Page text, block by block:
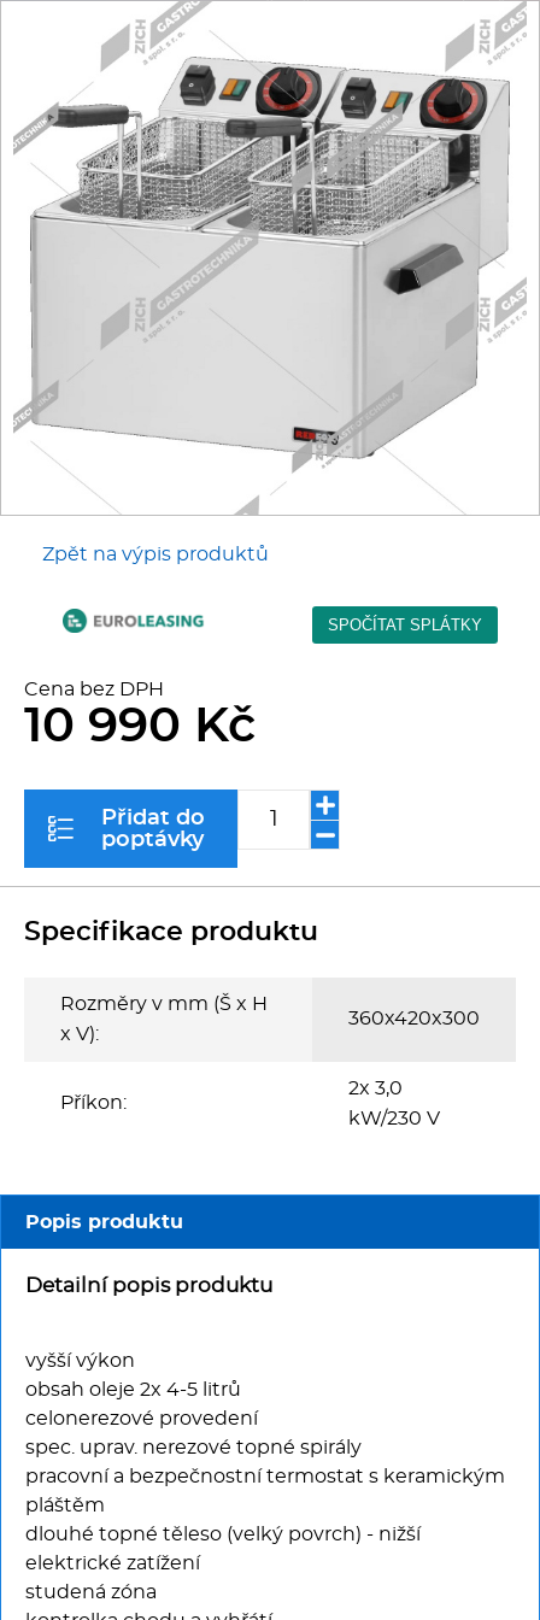
Fritézy
Pánve
Gastronádoby
PIZZA technologie
Grilovací desky - Grily
Prostředky-Změkčovače
Chlazení
Roboty
Kávovary
Řeznické stroje
Konvektomaty/Pece
Kotle
Stolní zařízení
Transport, výdej a regen.
Nástroje
Vodní lázně
Ostatní
BAZAR
Zpět na výpis produktů
Cena bez DPH
10 990 Kč
Přidat do
poptávky
Specifikace produktu
Rozměry v mm (Š x H
x V):
360x420x300
Příkon:
2x 3,0
kW/230 V
Popis produktu
Detailní popis produktu
vyšší výkon
obsah oleje 2x 4-5 litrů
celonerezové provedení
spec. uprav. nerezové topné spirály
pracovní a bezpečnostní termostat s keramickým
pláštěm
dlouhé topné těleso (velký povrch) - nižší
elektrické zatížení
studená zóna